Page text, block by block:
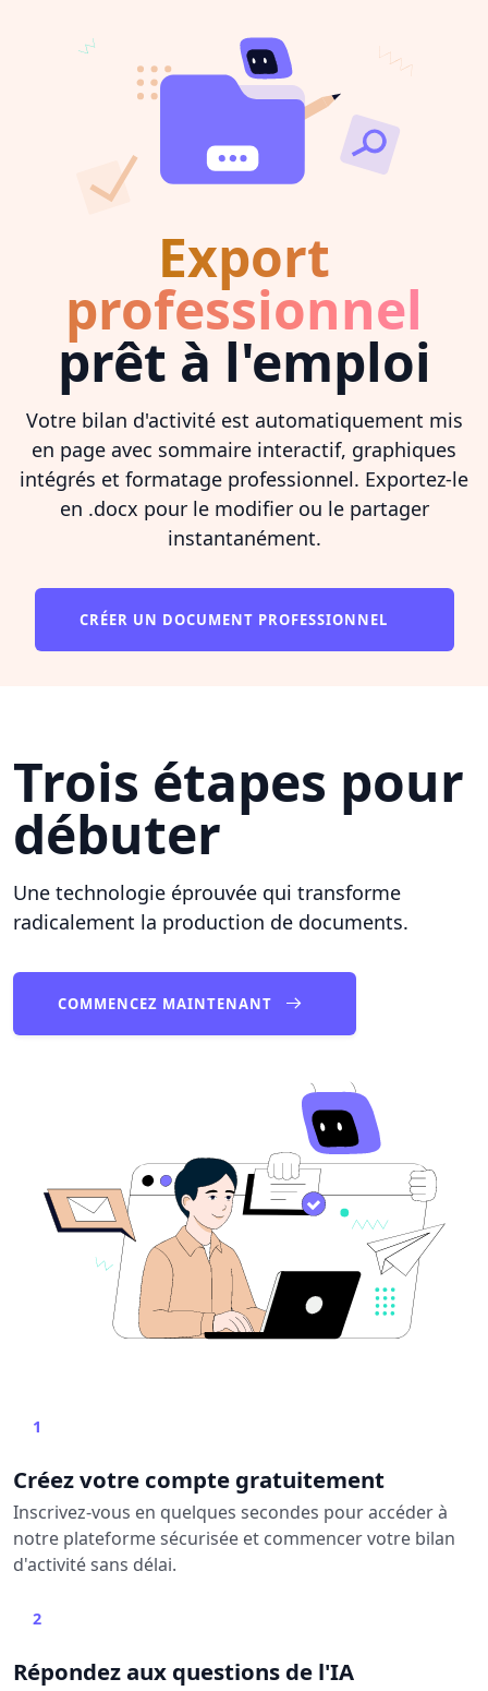
Export
professionnel
prêt à l'emploi
Votre bilan d'activité est automatiquement mis
en page avec sommaire interactif, graphiques
intégrés et formatage professionnel. Exportez-le
en .docx pour le modifier ou le partager
instantanément.
CRÉER UN DOCUMENT PROFESSIONNEL
Trois étapes pour
débuter
Une technologie éprouvée qui transforme
radicalement la production de documents.
COMMENCEZ MAINTENANT
1
Créez votre compte gratuitement
Inscrivez-vous en quelques secondes pour accéder à
notre plateforme sécurisée et commencer votre bilan
d'activité sans délai.
2
Répondez aux questions de l'IA